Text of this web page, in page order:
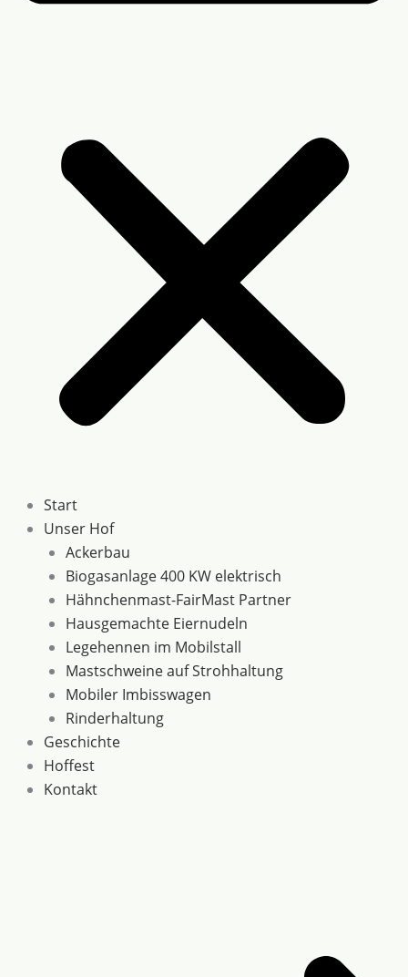
Start
Unser Hof
Ackerbau
Biogasanlage 400 KW elektrisch
Hähnchenmast-FairMast Partner
Hausgemachte Eiernudeln
Legehennen im Mobilstall
Mastschweine auf Strohhaltung
Mobiler Imbisswagen
Rinderhaltung
Geschichte
Hoffest
Kontakt